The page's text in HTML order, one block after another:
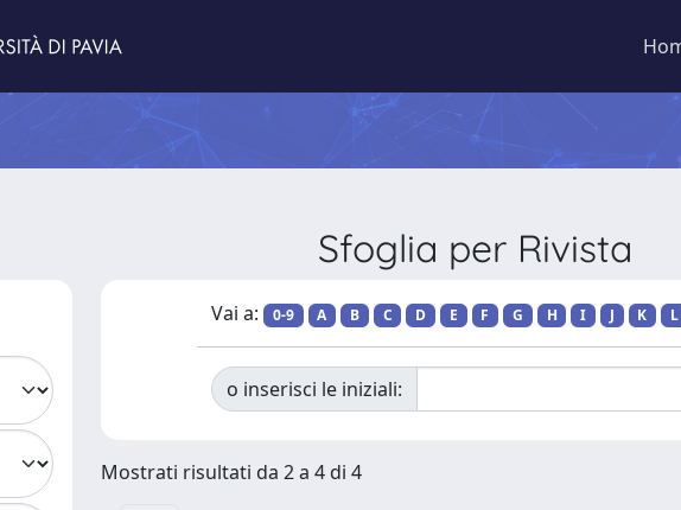
Sfoglia per Rivista
Vai a: 0-9 A B C D E F G H I J K L
o inserisci le iniziali:
Mostrati risultati da 2 a 4 di 4